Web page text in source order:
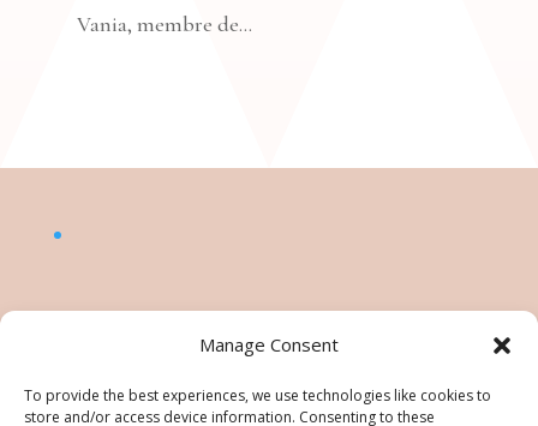
Manage Consent
To provide the best experiences, we use technologies like cookies to
store and/or access device information. Consenting to these
Vania, membre de...